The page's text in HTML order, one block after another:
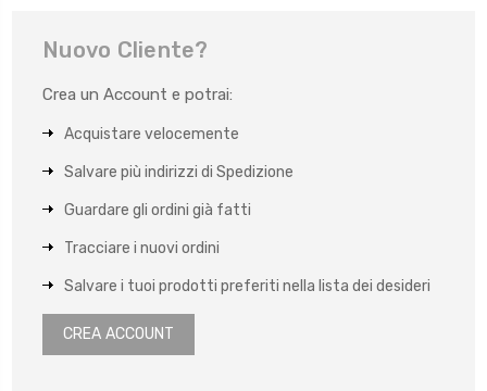
Nuovo Cliente?
Crea un Account e potrai:
Acquistare velocemente
Salvare più indirizzi di Spedizione
Guardare gli ordini già fatti
Tracciare i nuovi ordini
Salvare i tuoi prodotti preferiti nella lista dei desideri
CREA ACCOUNT